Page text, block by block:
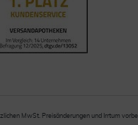
MwSt. Preisänderungen und Irrtum